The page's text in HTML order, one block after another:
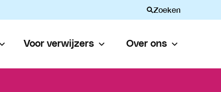
Zoeken
Voor verwijzers Over ons